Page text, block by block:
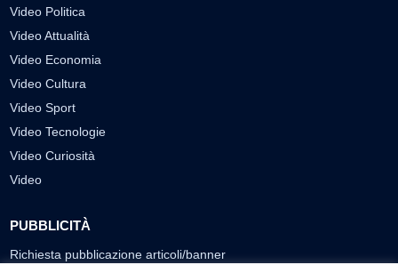
Video Politica
Video Attualità
Video Economia
Video Cultura
Video Sport
Video Tecnologie
Video Curiosità
Video
PUBBLICITÀ
Richiesta pubblicazione articoli/banner